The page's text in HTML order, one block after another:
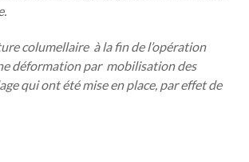
columellaire à la fin de l’opération
déformation par mobilisation des
qui ont été mise en place, par effet de